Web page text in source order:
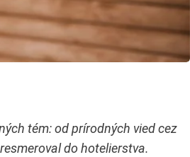
tém: od prírodných vied cez
do hotelierstva.